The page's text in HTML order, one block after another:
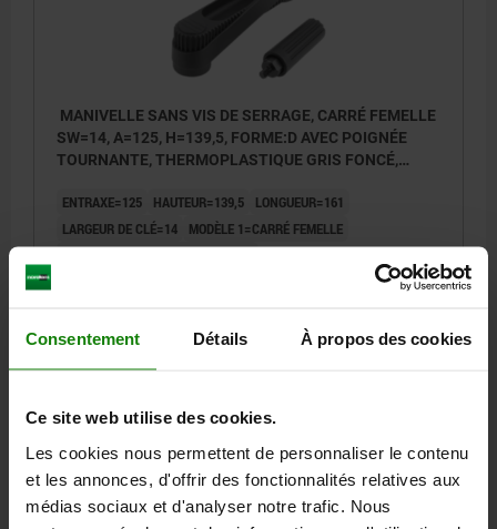
Consentement Détails À propos des cookies
Ce site web utilise des cookies.
Les cookies nous permettent de personnaliser le contenu
et les annonces, d'offrir des fonctionnalités relatives aux
médias sociaux et d'analyser notre trafic. Nous
MANIVELLE SANS VIS DE SERRAGE, CARRÉ FEMELLE
SW=14, A=125, H=139,5, FORME:D AVEC POIGNÉE
TOURNANTE, THERMOPLASTIQUE GRIS FONCÉ,
ENTRAXE=125 HAUTEUR=139,5
LONGUEUR=161
LARGEUR DE CLÉ=14
MODÈLE 1=CARRÉ FEMELLE
Référence:06500-4314
hors TVA
hors frais d’envoi